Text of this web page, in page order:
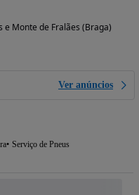
e Monte de Fralães (Braga)
Ver anúncios
Serviço de Pneus